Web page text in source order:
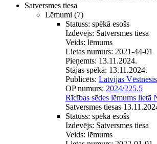
Satversmes tiesa
Lēmumi (7)
Statuss: spēkā esošs
Izdevējs: Satversmes tiesa
Veids: lēmums
Lietas numurs: 2021-44-01
Pieņemts: 13.11.2024.
Stājas spēkā: 13.11.2024.
Publicēts: Latvijas Vēstnesis
OP numurs: 2024/225.5
Rīcības sēdes lēmums lietā
Satversmes tiesas
Statuss: spēkā esošs
Izdevējs: Satversmes tiesa
Veids: lēmums